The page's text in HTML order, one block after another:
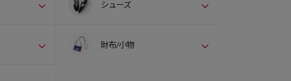
シューズ
財布/小物